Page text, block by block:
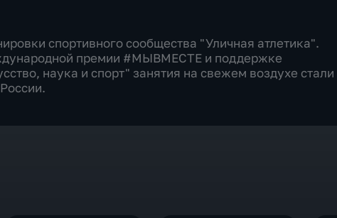
спортивного сообщества "Уличная атлетика".
премии #МЫВМЕСТЕ и поддержке
наука и спорт" занятия на свежем воздухе стали